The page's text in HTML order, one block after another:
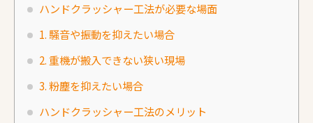
ハンドクラッシャー工法が必要な場面
1. 騒音や振動を抑えたい場合
2. 重機が搬入できない狭い現場
3. 粉塵を抑えたい場合
ハンドクラッシャー工法のメリット